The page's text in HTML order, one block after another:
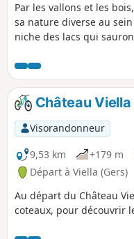
Par les vallons et les
sa nature diverse au
niche des lacs qui
Château
Visorandonneur
9,53 km
+179 m
Départ à Viella (Gers)
Au départ du Château
coteaux, pour découvrir